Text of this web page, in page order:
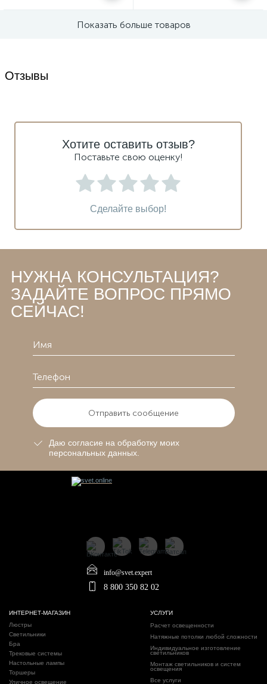
Показать больше товаров
Отзывы
Хотите оставить отзыв?
Поставьте свою оценку!
Сделайте выбор!
НУЖНА КОНСУЛЬТАЦИЯ?
ЗАДАЙТЕ ВОПРОС ПРЯМО
СЕЙЧАС!
Отправить сообщение
Даю согласие на обработку моих
персональных данных.
info@svet.expert
8 800 350 82 02
ИНТЕРНЕТ-МАГАЗИН
Люстры
Светильники
Бра
Трековые системы
Настольные лампы
Торшеры
Уличное освещение
УСЛУГИ
Расчет освещенности
Натяжные потолки любой сложности
Индивидуальное изготовление
светильников
Монтаж светильников и систем
освещения
Все услуги